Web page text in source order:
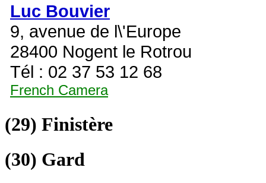
Luc Bouvier
9, avenue de l\'Europe
28400 Nogent le Rotrou
Tél : 02 37 53 12 68
French Camera
(29) Finistère
(30) Gard